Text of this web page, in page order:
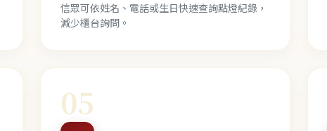
信眾可依姓名、電話或生日快速查詢點燈紀錄，
減少櫃台詢問。
05